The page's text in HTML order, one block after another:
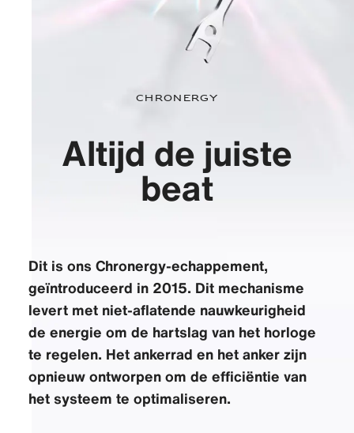
Chronergy
Altijd de juiste
beat
Dit is ons Chronergy-echappement,
geïntroduceerd in 2015. Dit mechanisme
levert met niet-aflatende nauwkeurigheid
de energie om de hartslag van het horloge
te regelen. Het ankerrad en het anker zijn
opnieuw ontworpen om de efficiëntie van
het systeem te optimaliseren.